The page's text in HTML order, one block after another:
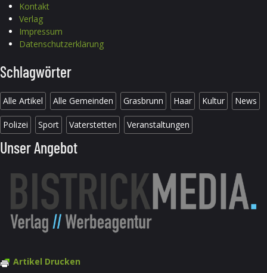
Kontakt
Verlag
Impressum
Datenschutzerklärung
Schlagwörter
Alle Artikel Alle Gemeinden Grasbrunn Haar Kultur News
Polizei Sport Vaterstetten Veranstaltungen
Unser Angebot
Artikel Drucken